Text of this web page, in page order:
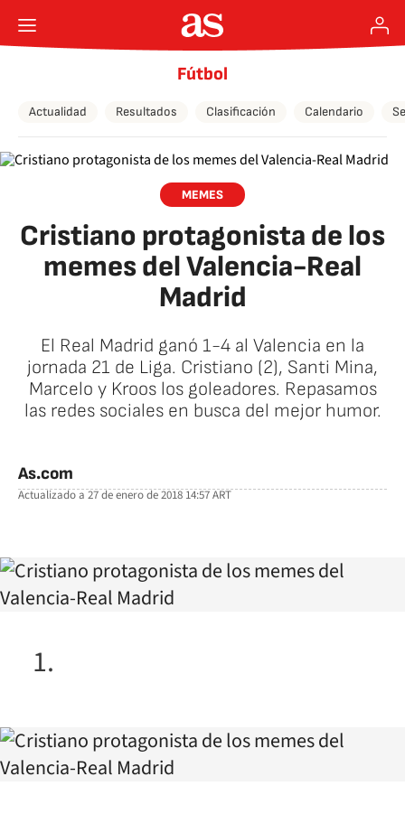
Fútbol
Actualidad Resultados Clasificación Calendario
MEMES
Cristiano protagonista de los
memes del Valencia-Real
Madrid
El Real Madrid ganó 1-4 al Valencia en la
jornada 21 de Liga. Cristiano (2), Santi Mina,
Marcelo y Kroos los goleadores. Repasamos
las redes sociales en busca del mejor humor.
As.com
Actualizado a27 de enero de 2018 14:57ART